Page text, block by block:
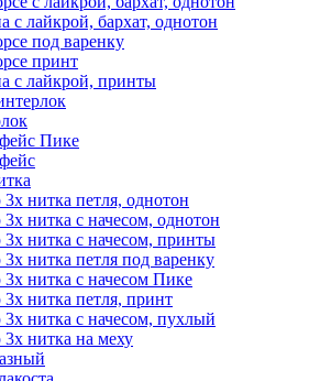
с лайкрой, бархат, однотон
под варенку
принт
с лайкрой, принты
Пике
3х нитка петля, однотон
3х нитка с начесом, однотон
3х нитка с начесом, принты
3х нитка петля под варенку
3х нитка с начесом Пике
3х нитка петля, принт
3х нитка с начесом, пухлый
3х нитка на меху